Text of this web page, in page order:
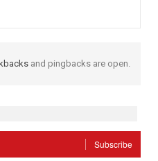
and pingbacks are open.
Subscribe